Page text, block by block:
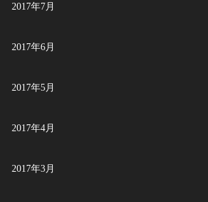
2017年7月
2017年6月
2017年5月
2017年4月
2017年3月